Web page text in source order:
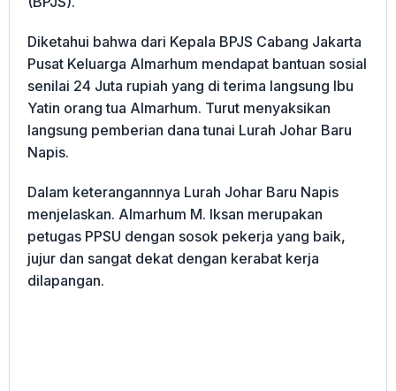
Diketahui bahwa dari Kepala BPJS Cabang Jakarta
Pusat Keluarga Almarhum mendapat bantuan sosial
senilai 24 Juta rupiah yang di terima langsung Ibu
Yatin orang tua Almarhum. Turut menyaksikan
langsung pemberian dana tunai Lurah Johar Baru
Napis.
Dalam keterangannnya Lurah Johar Baru Napis
menjelaskan. Almarhum M. Iksan merupakan
petugas PPSU dengan sosok pekerja yang baik,
jujur dan sangat dekat dengan kerabat kerja
dilapangan.